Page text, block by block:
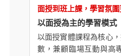
面授到班上課，學習氛
以面授為主的學習模式
以面授實體課程為核心
數，兼顧臨場互動與高